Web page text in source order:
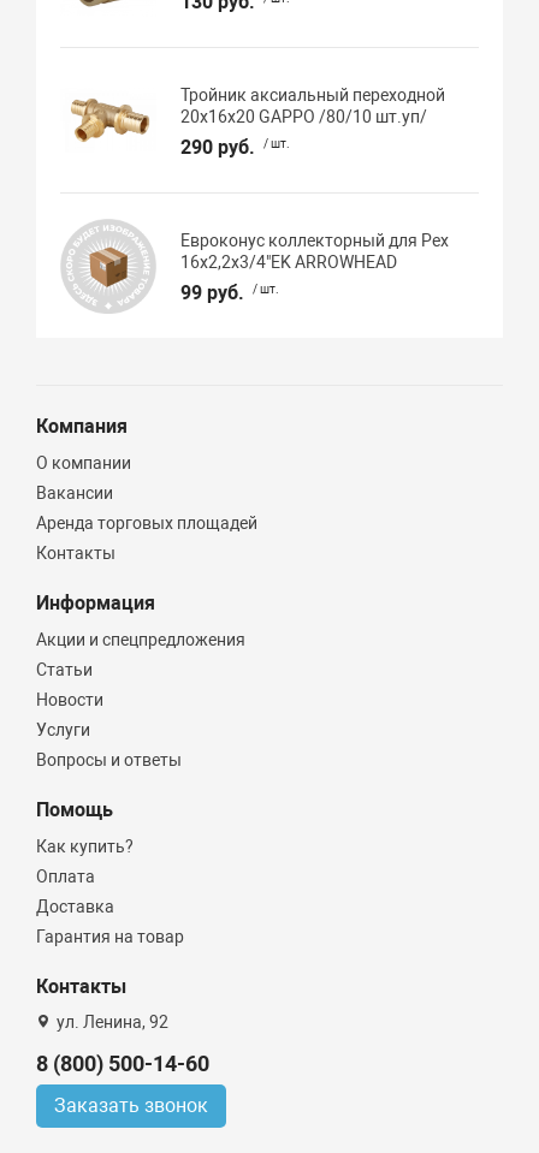
Тройник аксиальный переходной
20х16х20 GAPPO /80/10 шт.уп/
290 руб. / шт.
Евроконус коллекторный для Pex
16х2,2х3/4"EK ARROWHEAD
99 руб. / шт.
Компания
О компании
Вакансии
Аренда торговых площадей
Контакты
Информация
Акции и спецпредложения
Статьи
Новости
Услуги
Вопросы и ответы
Помощь
Как купить?
Оплата
Доставка
Гарантия на товар
Контакты
ул. Ленина, 92
8 (800) 500-14-60
Заказать звонок